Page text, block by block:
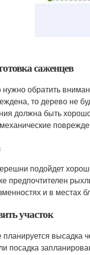
саженцев
нужно обратить
то дерево не
должна быть
подойдет
предпочтителен
и в местах
участок
планируется
посадка